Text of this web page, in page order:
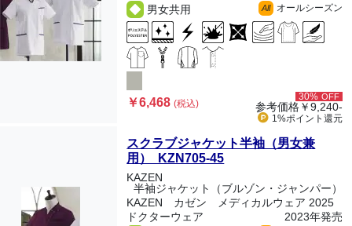
男女共用
All オールシーズン
￥6,468(税込)
30% OFF
参考価格￥9,240-
1%ポイント 還元
スクラブジャケット半袖（男女兼
用） KZN705-45
KAZEN
半袖ジャケット（ブルゾン・ジャンパー）
KAZEN カゼン メディカルウェア 2025
ドクターウェア
2023年発売